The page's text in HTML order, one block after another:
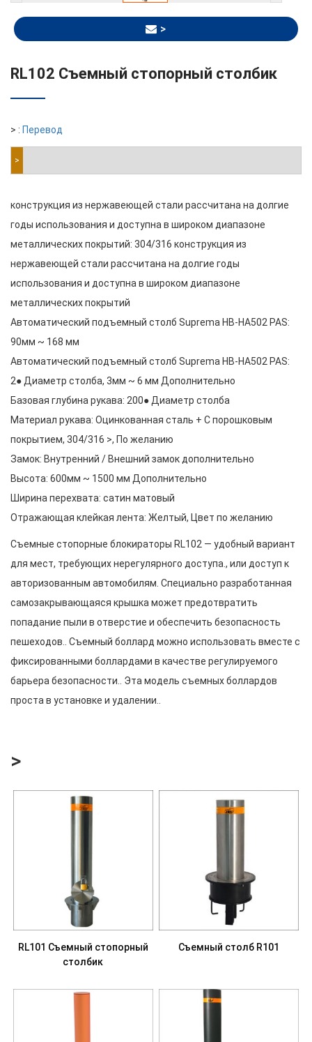
>
RL102 Съемный стопорный столбик
> : Перевод
>
конструкция из нержавеющей стали рассчитана на долгие
годы использования и доступна в широком диапазоне
металлических покрытий: 304/316 конструкция из
нержавеющей стали рассчитана на долгие годы
использования и доступна в широком диапазоне
металлических покрытий
Автоматический подъемный столб Suprema HB-HA502 PAS:
90мм ~ 168 мм
Автоматический подъемный столб Suprema HB-HA502 PAS:
2● Диаметр столба, 3мм ~ 6 мм Дополнительно
Базовая глубина рукава: 200● Диаметр столба
Материал рукава: Оцинкованная сталь + С порошковым
покрытием, 304/316 >, По желанию
Замок: Внутренний / Внешний замок дополнительно
Высота: 600мм ~ 1500 мм Дополнительно
Ширина перехвата: сатин матовый
Отражающая клейкая лента: Желтый, Цвет по желанию
Съемные стопорные блокираторы RL102 — удобный вариант
для мест, требующих нерегулярного доступа., или доступ к
авторизованным автомобилям. Специально разработанная
самозакрывающаяся крышка может предотвратить
попадание пыли в отверстие и обеспечить безопасность
пешеходов.. Съемный боллард можно использовать вместе с
фиксированными боллардами в качестве регулируемого
барьера безопасности.. Эта модель съемных боллардов
проста в установке и удалении..
>
RL101 Съемный стопорный
столбик
Съемный столб R101